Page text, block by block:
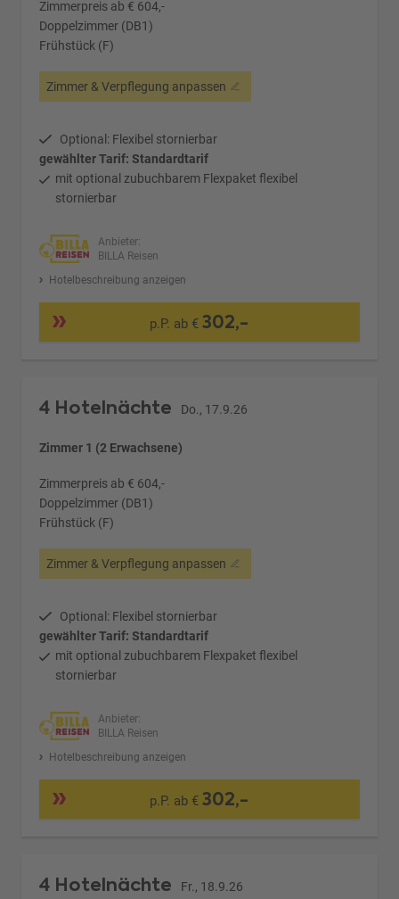
Zimmerpreis ab € 604,-
Doppelzimmer (DB1)
Frühstück (F)
Zimmer & Verpflegung anpassen
Optional: Flexibel stornierbar
gewählter Tarif: Standardtarif
mit optional zubuchbarem Flexpaket flexibel
stornierbar
Anbieter:
BILLA Reisen
Hotelbeschreibung anzeigen
p.P. ab €302,-
4 Hotelnächte Do., 17.9.26
Zimmer 1 (2 Erwachsene)
Zimmerpreis ab € 604,-
Doppelzimmer (DB1)
Frühstück (F)
Zimmer & Verpflegung anpassen
Optional: Flexibel stornierbar
gewählter Tarif: Standardtarif
mit optional zubuchbarem Flexpaket flexibel
stornierbar
Anbieter:
BILLA Reisen
Hotelbeschreibung anzeigen
p.P. ab €302,-
4 Hotelnächte Fr., 18.9.26